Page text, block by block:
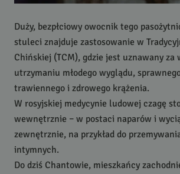
Duży, bezpłciowy owocnik tego
stuleci znajduje zastosowanie w
Chińskiej (TCM), gdzie jest uznawany za
utrzymaniu młodego wyglądu,
trawiennego i zdrowego krążenia.
W rosyjskiej medycynie ludowej czagę
wewnętrznie – w postaci naparów i
zewnętrznie, na przykład do
intymnych.
Do dziś Chantowie, mieszkańcy